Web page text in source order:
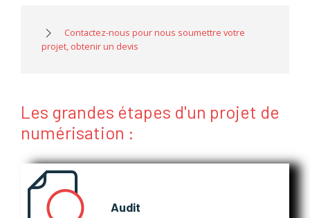
Contactez-nous pour nous soumettre votre
projet, obtenir un devis
Les grandes étapes d'un projet de
numérisation :
Audit